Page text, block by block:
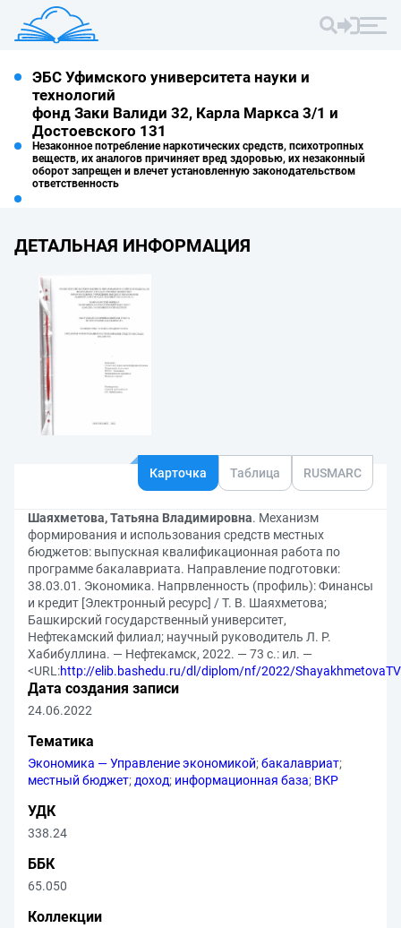
ЭБС Уфимского университета науки и
технологий
фонд Заки Валиди 32, Карла Маркса 3/1 и
Достоевского 131
Незаконное потребление наркотических средств, психотропных
веществ, их аналогов причиняет вред здоровью, их незаконный
оборот запрещен и влечет установленную законодательством
ответственность
ДЕТАЛЬНАЯ ИНФОРМАЦИЯ
Карточка Таблица RUSMARC
Шаяхметова, Татьяна Владимировна. Механизм
формирования и использования средств местных
бюджетов: выпускная квалификационная работа по
программе бакалавриата. Направление подготовки:
38.03.01. Экономика. Напрвленность (профиль): Финансы
и кредит [Электронный ресурс] / Т. В. Шаяхметова;
Башкирский государственный университет,
Нефтекамский филиал; научный руководитель Л. Р.
Хабибуллина. — Нефтекамск, 2022. — 73 с.: ил. —
<URL:http://elib.bashedu.ru/dl/diplom/nf/2022/
Дата создания записи
24.06.2022
Тематика
Экономика — Управление экономикой;бакалавриат;
местный бюджет; доход; информационная база; ВКР
УДК
338.24
ББК
65.050
Коллекции